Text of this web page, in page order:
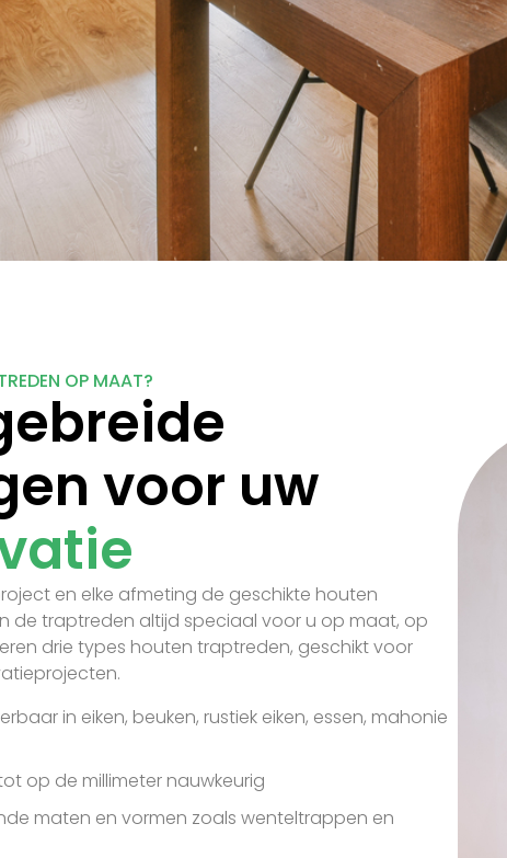
OP MAAT?
voor uw
en elke afmeting de geschikte houten
de traptreden altijd speciaal voor u op maat, op
drie types houten traptreden, geschikt voor
in eiken, beuken, rustiek eiken, essen, mahonie
op de millimeter nauwkeurig
maten en vormen zoals wenteltrappen en